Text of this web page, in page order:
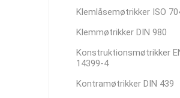
Klemlåsemøtrikker ISO
Klemmøtrikker DIN 980
Konstruktionsmøtrikker
14399-4
Kontramøtrikker DIN 439